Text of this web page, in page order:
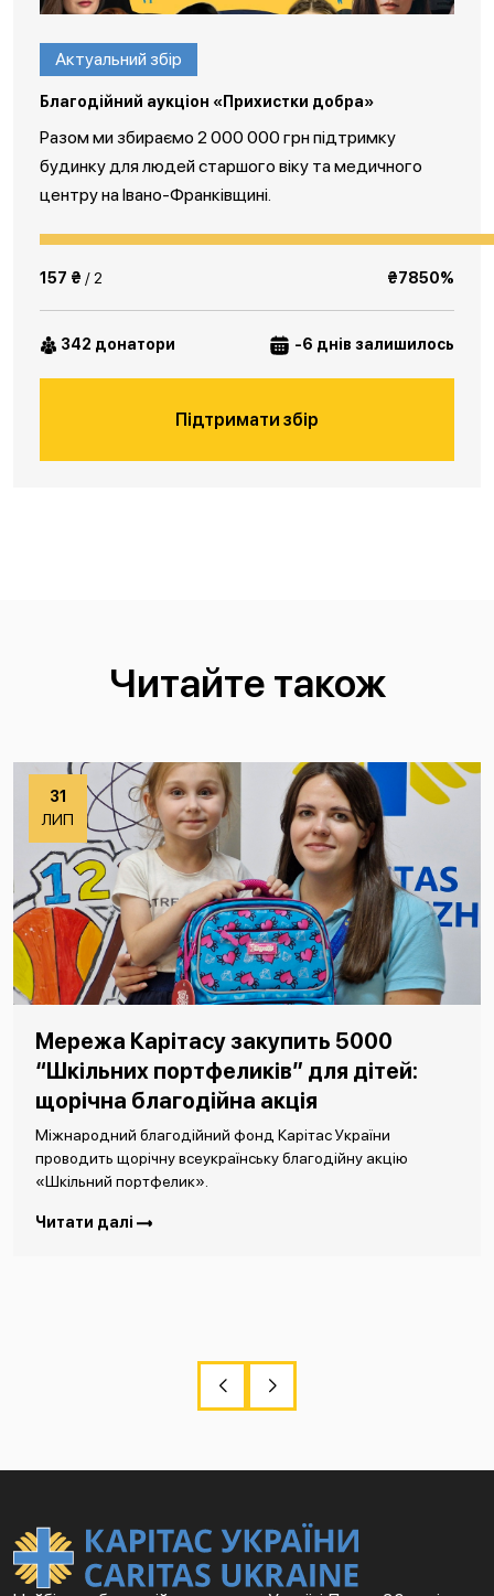
Актуальний збір
Благодійний аукціон «Прихистки добра»
Разом ми збираємо 2 000 000 грн підтримку
будинку для людей старшого віку та медичного
центру на Івано-Франківщині.
157 ₴ / 2 ₴7850%
342 донатори -6 днів залишилось
Підтримати збір
Читайте також
31
ЛИП
Мережа Карітасу закупить 5000
“Шкільних портфеликів” для дітей:
щорічна благодійна акція
Міжнародний благодійний фонд Карітас України
проводить щорічну всеукраїнську благодійну акцію
«Шкільний портфелик».
Читати далі